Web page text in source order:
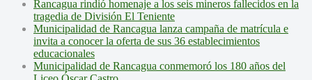
Rancagua rindió homenaje a los seis mineros fallecidos en la
tragedia de División El Teniente
Municipalidad de Rancagua lanza campaña de matrícula e
invita a conocer la oferta de sus 36 establecimientos
educacionales
Municipalidad de Rancagua conmemoró los 180 años del